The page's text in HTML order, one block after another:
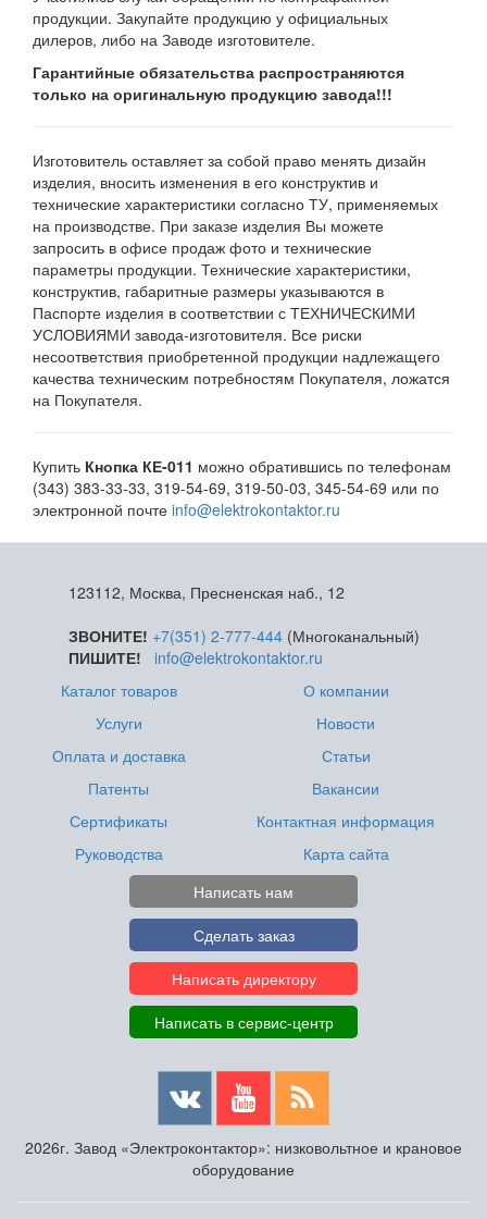
продукции. Закупайте продукцию у официальных
дилеров, либо на Заводе изготовителе.
Гарантийные обязательства распространяются
только на оригинальную продукцию завода!!!
Изготовитель оставляет за собой право менять дизайн
изделия, вносить изменения в его конструктив и
технические характеристики согласно ТУ, применяемых
на производстве. При заказе изделия Вы можете
запросить в офисе продаж фото и технические
параметры продукции. Технические характеристики,
конструктив, габаритные размеры указываются в
Паспорте изделия в соответствии с ТЕХНИЧЕСКИМИ
УСЛОВИЯМИ завода-изготовителя. Все риски
несоответствия приобретенной продукции надлежащего
качества техническим потребностям Покупателя, ложатся
на Покупателя.
Купить Кнопка КЕ-011 можно обратившись по телефонам
(343) 383-33-33, 319-54-69, 319-50-03, 345-54-69 или по
электронной почте info@elektrokontaktor.ru
123112, Москва, Пресненская наб., 12
ЗВОНИТЕ! +7(351) 2-777-444(Многоканальный)
ПИШИТЕ!
info@elektrokontaktor.ru
Каталог товаров
Услуги
Оплата и доставка
Патенты
Сертификаты
Руководства
О компании
Новости
Статьи
Вакансии
Контактная информация
Карта сайта
Написать нам
Сделать заказ
Написать директору
Написать в сервис-центр
2026г. Завод «Электроконтактор»: низковольтное и крановое
оборудование